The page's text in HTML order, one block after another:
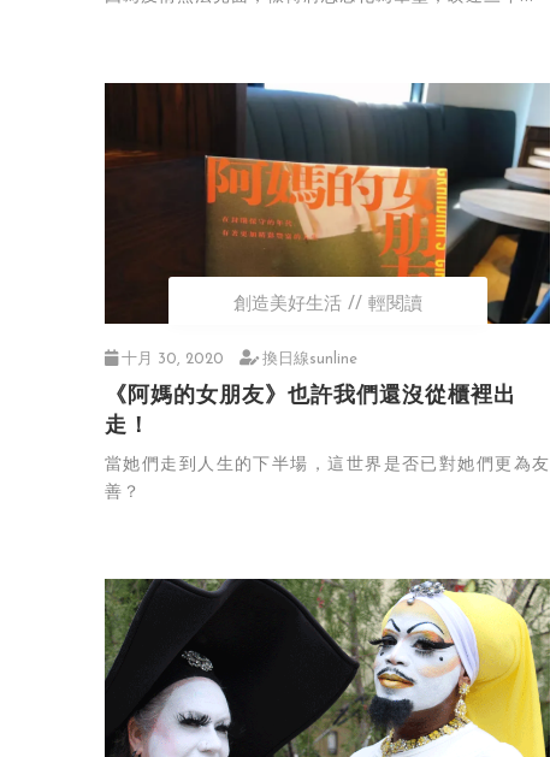
創造美好生活 輕閱讀
十月 30, 2020 換日線sunline
《阿媽的女朋友》也許我們還沒從櫃裡出
走！
當她們走到人生的下半場，這世界是否已對她們更為友
善？